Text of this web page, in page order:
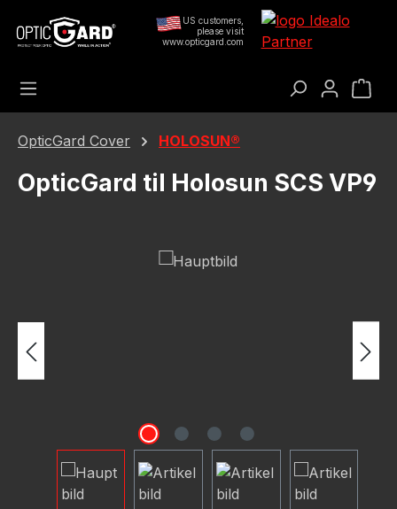
Gå til hovedindhold
US customers,
please visit
www.opticgard.com
OpticGard Cover HOLOSUN®
OpticGard til Holosun SCS VP9
Spring over billedgalleri